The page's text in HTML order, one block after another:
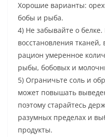
Хорошие варианты:
бобы и рыба.
4) Не забывайте о
восстановления
рацион умеренное
рыбы, бобовых и
5) Ограничьте соль и
может повышать
поэтому старайтесь
разумных пределах и
продукты.